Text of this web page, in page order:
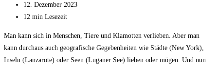
Kommentare:
Beitrag
zuletzt
12. Dezember 2023
Lesedauer:
12 min Lesezeit
Man kann sich in Menschen, Tiere und Klamotten verlieben. Aber man
kann durchaus auch geografische Gegebenheiten wie Städte (New York),
Inseln (Lanzarote) oder Seen (Luganer See) lieben oder mögen. Und nun